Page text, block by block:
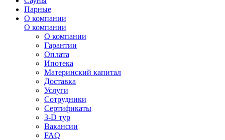
Парные
О компании
О компании
О компании
Гарантии
Оплата
Ипотека
Материнский капитал
Доставка
Услуги
Сотрудники
Сертификаты
3-D тур
Вакансии
FAQ